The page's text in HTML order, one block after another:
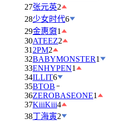
27张元英2
28少女时代6
29金惠奫1
30ATEEZ2
31 2PM2
32BABYMONSTER1
33ENHYPEN1
34ILLIT6
35BTOB
36ZEROBASEONE1
37KiiiKiii4
38丁海寅2